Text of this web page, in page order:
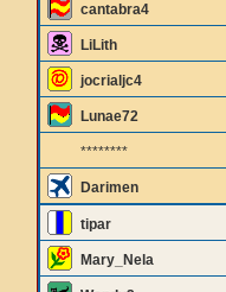
cantabra4
LiLith
jocrialjc4
Lunae72
********
Darimen
tipar
Mary_Nela